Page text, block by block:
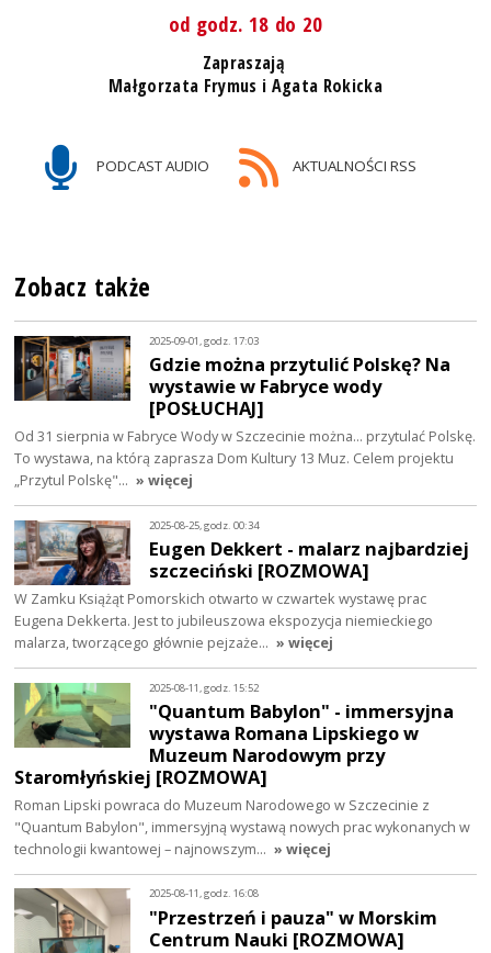
od godz. 18 do 20
Zapraszają
Małgorzata Frymus i Agata Rokicka
PODCAST AUDIO AKTUALNOŚCI RSS
Zobacz także
2025-09-01, godz. 17:03
Gdzie można przytulić Polskę? Na
wystawie w Fabryce wody
[POSŁUCHAJ]
Od 31 sierpnia w Fabryce Wody w Szczecinie można... przytulać Polskę.
To wystawa, na którą zaprasza Dom Kultury 13 Muz. Celem projektu
„Przytul Polskę"… » więcej
2025-08-25, godz. 00:34
Eugen Dekkert - malarz najbardziej
szczeciński [ROZMOWA]
W Zamku Książąt Pomorskich otwarto w czwartek wystawę prac
Eugena Dekkerta. Jest to jubileuszowa ekspozycja niemieckiego
malarza, tworzącego głównie pejzaże… » więcej
2025-08-11, godz. 15:52
"Quantum Babylon" - immersyjna
wystawa Romana Lipskiego w
Muzeum Narodowym przy
Staromłyńskiej [ROZMOWA]
Roman Lipski powraca do Muzeum Narodowego w Szczecinie z
"Quantum Babylon", immersyjną wystawą nowych prac wykonanych w
technologii kwantowej – najnowszym… » więcej
2025-08-11, godz. 16:08
"Przestrzeń i pauza" w Morskim
Centrum Nauki [ROZMOWA]